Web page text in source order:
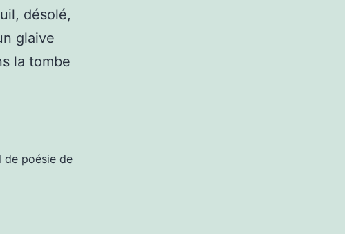
désolé,
glaive
la tombe
de poésie de